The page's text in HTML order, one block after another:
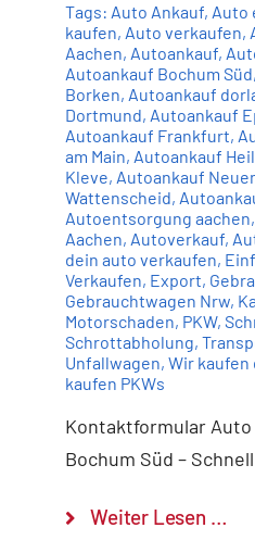
Tags: Auto Ankauf, Auto
kaufen, Auto verkaufen,
Aachen, Autoankauf,
Autoankauf Bochum Süd,
Borken, Autoankauf
Dortmund, Autoankauf
Autoankauf Frankfurt,
am Main, Autoankauf
Kleve, Autoankauf
Wattenscheid,
Autoentsorgung aachen,
Aachen, Autoverkauf,
dein auto verkaufen,
Verkaufen, Export,
Gebrauchtwagen Nrw,
Motorschaden, PKW,
Schrottabholung,
Unfallwagen, Wir kaufen
kaufen PKWs
Kontaktformular
Bochum Süd –
Weiter Lesen …